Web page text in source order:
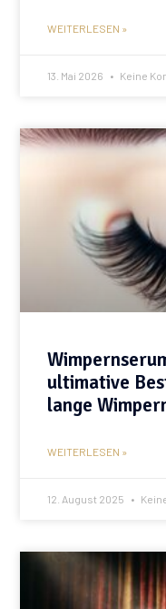
WEITERLESEN »
13. Mai 2026 Keine
ultimative
lange
WEITERLESEN »
12. August 2025